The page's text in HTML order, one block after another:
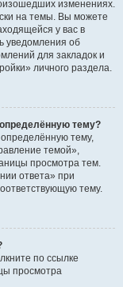
изменениях.
на темы. Вы можете
у вас в
уведомления об
для закладок и
личного раздела.
тему?
тему,
темой»,
просмотра тем.
ответа» при
тему.
по ссылке
просмотра